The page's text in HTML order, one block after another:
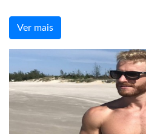
Ver mais